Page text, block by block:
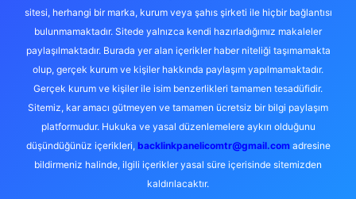
sitesi, herhangi bir marka, kurum veya şahıs şirketi ile hiçbir bağlantısı
bulunmamaktadır. Sitede yalnızca kendi hazırladığımız makaleler
paylaşılmaktadır. Burada yer alan içerikler haber niteliği taşımamakta
olup, gerçek kurum ve kişiler hakkında paylaşım yapılmamaktadır.
Gerçek kurum ve kişiler ile isim benzerlikleri tamamen tesadüfidir.
Sitemiz, kar amacı gütmeyen ve tamamen ücretsiz bir bilgi paylaşım
platformudur. Hukuka ve yasal düzenlemelere aykırı olduğunu
düşündüğünüz içerikleri, backlinkpanelicomtr@gmail.comadresine
bildirmeniz halinde, ilgili içerikler yasal süre içerisinde sitemizden
kaldırılacaktır.